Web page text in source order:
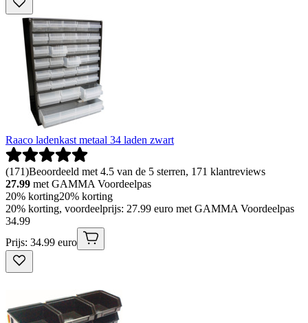
Raaco ladenkast metaal 34 laden zwart
(171)Beoordeeld met 4.5 van de 5 sterren, 171 klantreviews
27.99 met GAMMA Voordeelpas
20% korting20% korting
20% korting, voordeelprijs: 27.99 euro met GAMMA Voordeelpas
34.99
Prijs: 34.99 euro